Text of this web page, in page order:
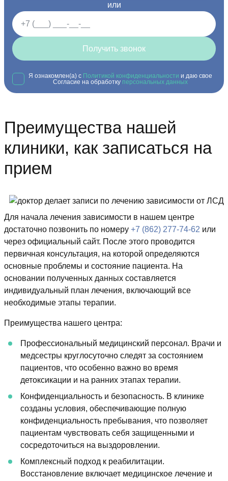
или
Получить звонок
Я ознакомлен(а) с Политикой конфиденциальности и даю свое
Согласие на обработку персональных данных
Преимущества нашей
клиники, как записаться на
прием
Для начала лечения зависимости в нашем центре
достаточно позвонить по номеру +7 (862) 277-74-62 или
через официальный сайт. После этого проводится
первичная консультация, на которой определяются
основные проблемы и состояние пациента. На
основании полученных данных составляется
индивидуальный план лечения, включающий все
необходимые этапы терапии.
Преимущества нашего центра:
Профессиональный медицинский персонал. Врачи и
медсестры круглосуточно следят за состоянием
пациентов, что особенно важно во время
детоксикации и на ранних этапах терапии.
Конфиденциальность и безопасность. В клинике
созданы условия, обеспечивающие полную
конфиденциальность пребывания, что позволяет
пациентам чувствовать себя защищенными и
сосредоточиться на выздоровлении.
Комплексный подход к реабилитации.
Восстановление включает медицинское лечение и